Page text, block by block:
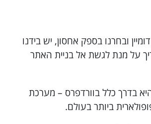
ובחרנו בספק אחסון, יש בידנו
על מנת לגשת אל בניית האתר
בדרך כלל בוורדפרס – מערכת
ביותר בעולם.